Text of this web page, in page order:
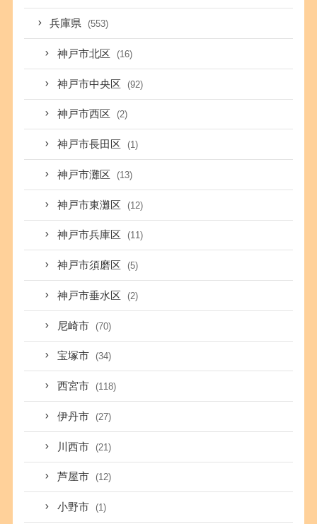
兵庫県 (553)
神戸市北区 (16)
神戸市中央区 (92)
神戸市西区 (2)
神戸市長田区 (1)
神戸市灘区 (13)
神戸市東灘区 (12)
神戸市兵庫区 (11)
神戸市須磨区 (5)
神戸市垂水区 (2)
尼崎市 (70)
宝塚市 (34)
西宮市 (118)
伊丹市 (27)
川西市 (21)
芦屋市 (12)
小野市 (1)